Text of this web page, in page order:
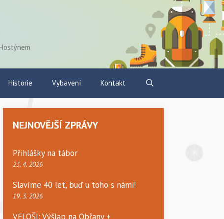
Historie Vybavení Kontakt
NEJNOVĚJŠÍ ZPRÁVY
Přihlášky na tábor
23. 4. 2026
Slavíme 40 let, buď u toho s námi!
19. 3. 2026
VELOŠI: Výšlap na Obřany +